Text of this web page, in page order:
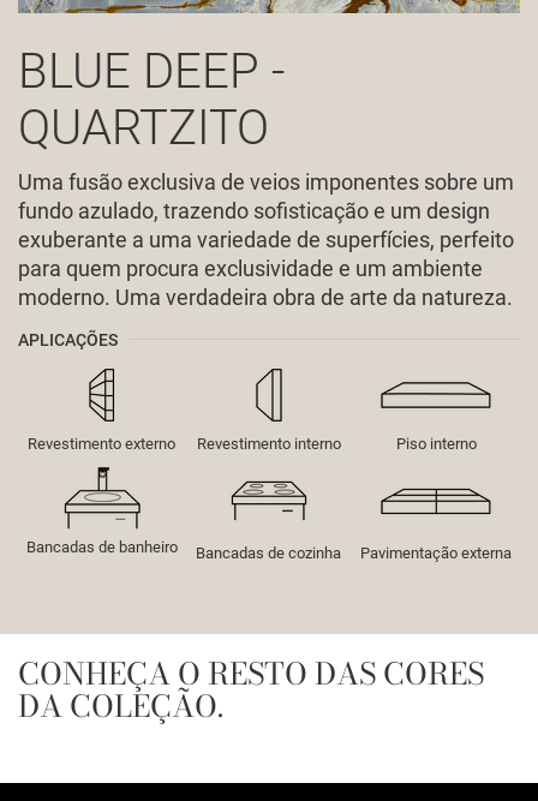
BLUE DEEP -
QUARTZITO
Uma fusão exclusiva de veios imponentes sobre um
fundo azulado, trazendo sofisticação e um design
exuberante a uma variedade de superfícies, perfeito
para quem procura exclusividade e um ambiente
moderno. Uma verdadeira obra de arte da natureza.
APLICAÇÕES
Revestimento externo Revestimento interno Piso interno
Bancadas de banheiro Bancadas de cozinha Pavimentação externa
CONHEÇA O RESTO DAS CORES
DA COLEÇÃO.